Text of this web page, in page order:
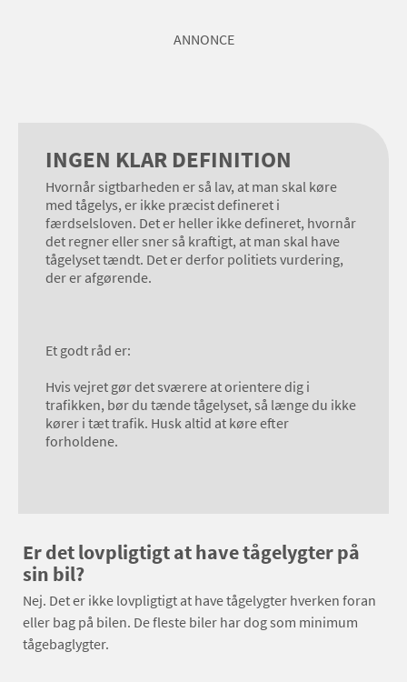
ANNONCE
INGEN KLAR DEFINITION
Hvornår sigtbarheden er så lav, at man skal køre
med tågelys, er ikke præcist defineret i
færdselsloven. Det er heller ikke defineret, hvornår
det regner eller sner så kraftigt, at man skal have
tågelyset tændt. Det er derfor politiets vurdering,
der er afgørende.
Et godt råd er:
Hvis vejret gør det sværere at orientere dig i
trafikken, bør du tænde tågelyset, så længe du ikke
kører i tæt trafik. Husk altid at køre efter
forholdene.
Er det lovpligtigt at have tågelygter på
sin bil?
Nej. Det er ikke lovpligtigt at have tågelygter hverken foran
eller bag på bilen. De fleste biler har dog som minimum
tågebaglygter.